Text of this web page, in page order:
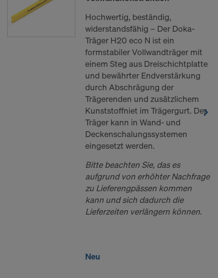
Hochwertig, beständig,
widerstandsfähig – Der Doka-
Träger H20 eco N ist ein
formstabiler Vollwandträger mit
einem Steg aus Dreischichtplatte
und bewährter Endverstärkung
durch Abschrägung der
Trägerenden und zusätzlichem
Kunststoffniet im Trägergurt. Der
Träger kann in Wand- und
Deckenschalungssystemen
eingesetzt werden.
Bitte beachten Sie, das es
aufgrund von erhöhter Nachfrage
zu Lieferengpässen kommen
kann und sich dadurch die
Lieferzeiten verlängern können.
Neu
Website klicken und die entsprechenden
Checkboxen verwenden. Sie können Ihre
Einwilligung jederzeit grundlos mit Wirkung für die
Zukunft widerrufen, indem Sie zB aufCookie
am Ende dieser Website klicken.
Weitere Informationen zu unseren Cookies finden
Datenschutzerklärung.Wir bieten
Ihnen auch die Möglichkeit, Ihre Cookies
auszuwählen (Erweiterte Cookie-Einstellungen).
SIND SIE MIT DER VERARBEITUNG
VON COOKIES UND DER
ÜBERMITTLUNG IHRER
PERSONENBEZOGENEN DATEN IN
DIE USA EINVERSTANDEN?